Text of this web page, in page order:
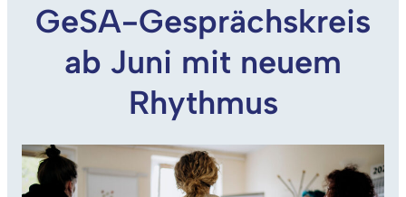
GeSA-Gesprächskreis
ab Juni mit neuem
Rhythmus